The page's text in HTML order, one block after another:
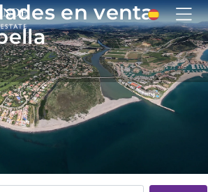
en venta